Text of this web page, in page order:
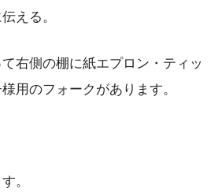
える。
右側の棚に紙エプロン・ティッ
用のフォークがあります。
。